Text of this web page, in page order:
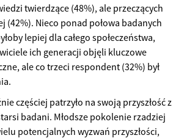
twierdzące (48%), ale przeczących
(42%). Nieco ponad połowa badanych
lepiej dla całego społeczeństwa,
ich generacji objęli kluczowe
ale co trzeci respondent (32%) był
częściej patrzyło na swoją przyszłość z
badani. Młodsze pokolenie rzadziej
potencjalnych wyzwań przyszłości,